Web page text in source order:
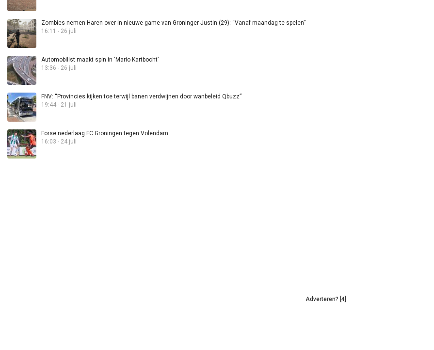
Zombies nemen Haren over in nieuwe game van Groninger Justin (29): “Vanaf maandag te spelen”
16:11 - 26 juli
Automobilist maakt spin in ‘Mario Kartbocht’
13:36 - 26 juli
FNV: “Provincies kijken toe terwijl banen verdwijnen door wanbeleid Qbuzz”
19:44 - 21 juli
Forse nederlaag FC Groningen tegen Volendam
16:03 - 24 juli
Adverteren? [4]